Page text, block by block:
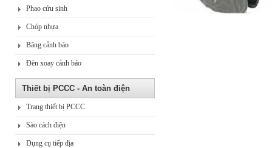
Phao cứu sinh
Chóp nhựa
Băng cảnh báo
Đèn xoay cảnh báo
Thiết bị PCCC - An toàn điện
Trang thiết bị PCCC
Sào cách điện
Dụng cụ tiếp địa